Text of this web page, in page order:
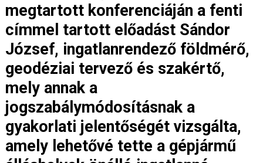
megtartott konferenciáján a fenti
címmel tartott előadást Sándor
József, ingatlanrendező földmérő,
geodéziai tervező és szakértő,
mely annak a
jogszabálymódosításnak a
gyakorlati jelentőségét vizsgálta,
amely lehetővé tette a gépjármű